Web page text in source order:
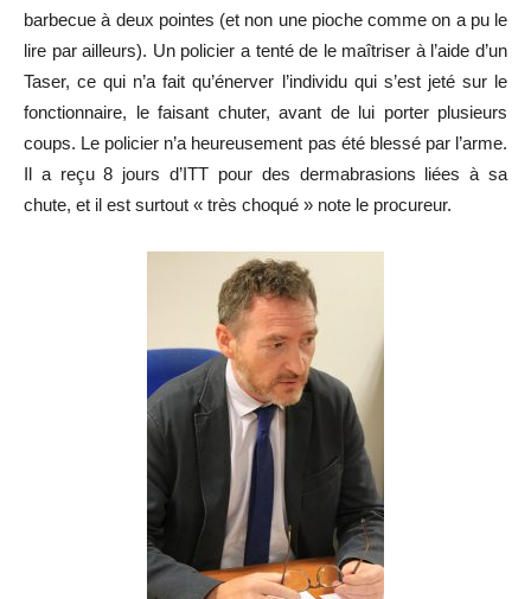
barbecue à deux pointes (et non une pioche comme on a pu le
lire par ailleurs). Un policier a tenté de le maîtriser à l’aide d’un
Taser, ce qui n’a fait qu’énerver l’individu qui s’est jeté sur le
fonctionnaire, le faisant chuter, avant de lui porter plusieurs
coups. Le policier n’a heureusement pas été blessé par l’arme.
Il a reçu 8 jours d’ITT pour des dermabrasions liées à sa
chute, et il est surtout « très choqué » note le procureur.